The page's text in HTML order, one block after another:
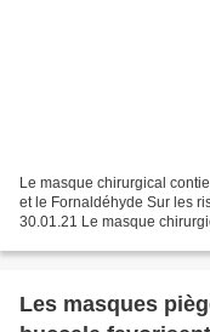
Le masque chirurgical
et le Fornaldéhyde Sur les
30.01.21 Le masque
Les masques